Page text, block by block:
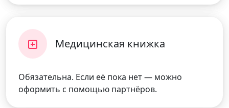
Медицинская книжка
Обязательна. Если её пока нет — можно
оформить с помощью партнёров.